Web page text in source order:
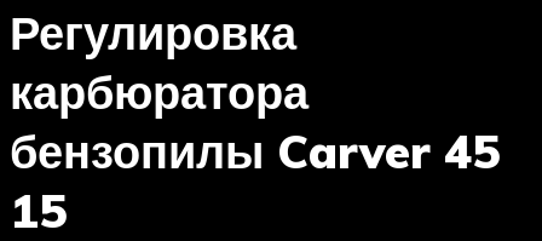
Регулировка
карбюратора
бензопилы Carver 45
15